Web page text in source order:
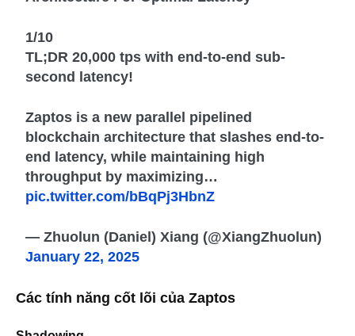
1/10
TL;DR 20,000 tps with end-to-end sub-
second latency!
Zaptos is a new parallel pipelined
blockchain architecture that slashes end-to-
end latency, while maintaining high
throughput by maximizing…
pic.twitter.com/bBqPj3HbnZ
— Zhuolun (Daniel) Xiang (@XiangZhuolun)
January 22, 2025
Các tính năng cốt lõi của Zaptos